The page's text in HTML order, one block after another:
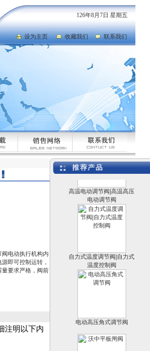
126年8月7日 星期五
设为主页 收藏我们 联系我们
电动执行机构内
即可控制运转，
要求严格，阀前
注明以下内
电动切断球阀|电动V型球
阀|电动调节球阀
电动调节阀
温度控制阀